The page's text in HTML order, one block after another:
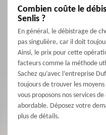
Combien coûte le
Senlis ?
En général, le débistrage de
pas singulière, car il doit
Ainsi, le prix pour cette
facteurs comme la méthode
Sachez qu’avec l’entreprise
toujours de trouver les
vous proposons nos services
abordable. Déposez votre
plus de détails.